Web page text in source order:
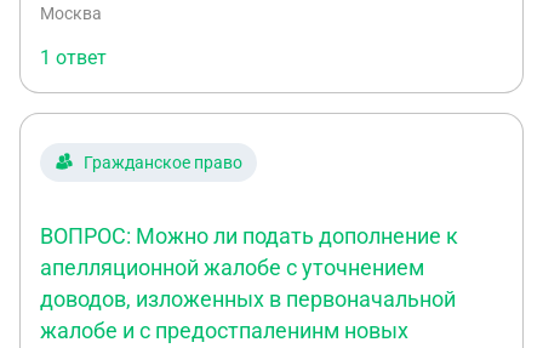
Москва
1 ответ
Гражданское право
ВОПРОС: Можно ли подать дополнение к
апелляционной жалобе с уточнением
доводов, изложенных в первоначальной
жалобе и с предостпаленинм новых